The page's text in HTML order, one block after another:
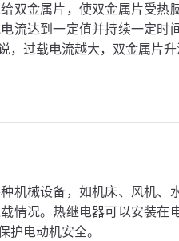
双金属片，使双金属片受热
流达到一定值并持续一定时
过载电流越大，双金属片升
机械设备，如机床、风机、
情况。热继电器可以安装在
护电动机安全。